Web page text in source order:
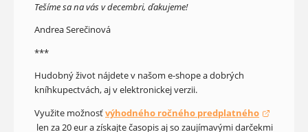
Tešíme sa na vás v decembri, ďakujeme!
Andrea Serečinová
***
Hudobný život nájdete v našom e-shope a dobrých
kníhkupectvách, aj v elektronickej verzii.
Využite možnosťvýhodného ročného predplatného
(otvorí sa v novom okne)
len za 20 eur a získajte časopis aj so zaujímavými darčekmi